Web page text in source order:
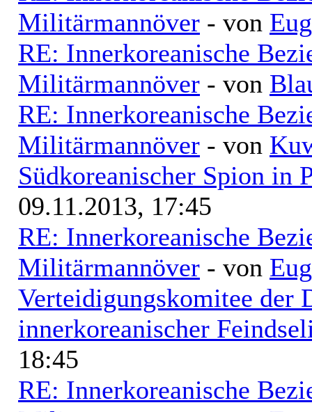
Militärmannöver - von
RE: Innerkoreanische
Militärmannöver - von
RE: Innerkoreanische
Militärmannöver - von
Südkoreanischer Spion in
09.11.2013, 17:45
RE: Innerkoreanische
Militärmannöver - von
Verteidigungskomitee der
innerkoreanischer
18:45
RE: Innerkoreanische